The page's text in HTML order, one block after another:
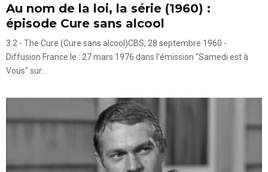
Au nom de la loi, la série (1960) :
épisode Cure sans alcool
3.2 - The Cure (Cure sans alcool)CBS, 28 septembre 1960 -
Diffusion France le : 27 mars 1976 dans l'émission "Samedi est à
Vous" sur...